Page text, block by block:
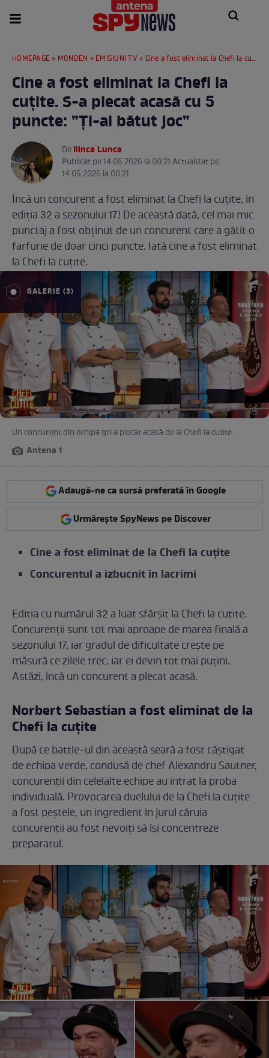
HOMEPAGE » MONDEN » EMISIUNI TV » Cine a fost eliminat la Chefi la cuțite. S-a plecat acasă cu 5 puncte: ”Ți-ai bătut joc”
Cine a fost eliminat la Chefi la
cuțite. S-a plecat acasă cu 5
puncte: ”Ți-ai bătut joc”
DeIlinca Lunca.
Publicat pe 14.05.2026 la 00:21 Actualizat pe
14.05.2026 la 00:21
Încă un concurent a fost eliminat la Chefi la cuțite, în
ediția 32 a sezonului 17! De această dată, cel mai mic
punctaj a fost obținut de un concurent care a gătit o
farfurie de doar cinci puncte. Iată cine a fost eliminat
la Chefi la cuțite.
GALERIE (3)
Un concurent din echipa gri a plecat acasă de la Chefi la cuțite.
Antena 1
Adaugă-ne ca sursă preferată în Google
Urmărește SpyNews pe Discover
Cine a fost eliminat de la Chefi la cuțite
Concurentul a izbucnit în lacrimi
Ediția cu numărul 32 a luat sfârșit la Chefi la cuțite.
Concurenții sunt tot mai aproape de marea finală a
sezonului 17, iar gradul de dificultate crește pe
măsură ce zilele trec, iar ei devin tot mai puțini.
Astăzi, încă un concurent a plecat acasă.
Norbert Sebastian a fost eliminat de la
Chefi la cuțite
După ce battle-ul din această seară a fost câștigat
de echipa verde, condusă de chef Alexandru Sautner,
concurenții din celelalte echipe au intrat la proba
individuală. Provocarea duelului de la Chefi la cuțite
a fost peștele, un ingredient în jurul căruia
concurenții au fost nevoiți să își concentreze
preparatul.